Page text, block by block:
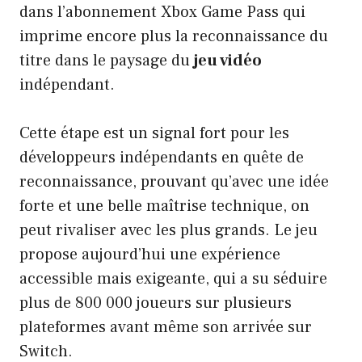
dans l’abonnement Xbox Game Pass qui
imprime encore plus la reconnaissance du
titre dans le paysage dujeu vidéo
indépendant.
Cette étape est un signal fort pour les
développeurs indépendants en quête de
reconnaissance, prouvant qu’avec une idée
forte et une belle maîtrise technique, on
peut rivaliser avec les plus grands. Le jeu
propose aujourd’hui une expérience
accessible mais exigeante, qui a su séduire
plus de 800 000 joueurs sur plusieurs
plateformes avant même son arrivée sur
Switch.